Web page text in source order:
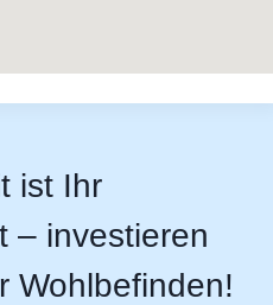
ist Ihr
– investieren
Wohlbefinden!